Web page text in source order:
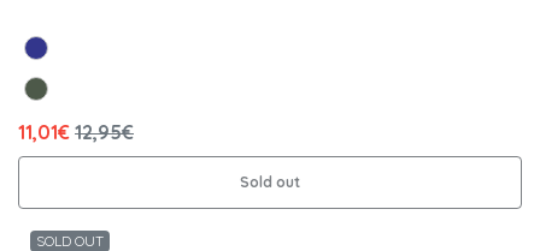
11,01€ 12,95€
Sold out
SOLD OUT